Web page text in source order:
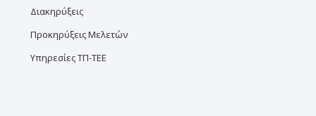
Διακηρύξεις
Προκηρύξεις Μελετών
Υπηρεσίες ΤΠ-ΤΕΕ